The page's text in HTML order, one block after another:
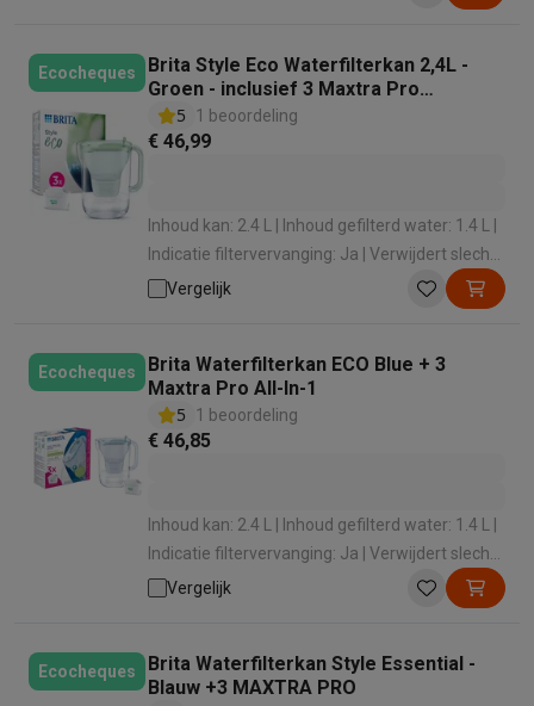
Ecocheques
Brita Style Eco Waterfilterkan 2,4L -
Groen - inclusief 3 Maxtra Pro
Waterfilter
5 1 beoordeling
€ 46,99
Inhoud kan: 2.4 L | Inhoud gefilterd water: 1.4 L |
Indicatie filtervervanging: Ja | Verwijdert slechte
smaak: Ja | Verlaagt het loodgehalte: Ja
Vergelijk
Ecocheques
Brita Waterfilterkan ECO Blue + 3
Maxtra Pro All-In-1
5
1 beoordeling
€ 46,85
Inhoud kan: 2.4 L | Inhoud gefilterd water: 1.4 L |
Indicatie filtervervanging: Ja | Verwijdert slechte
smaak: Ja | Verlaagt het loodgehalte: Ja
Vergelijk
Ecocheques
Brita Waterfilterkan Style Essential -
Blauw +3 MAXTRA PRO